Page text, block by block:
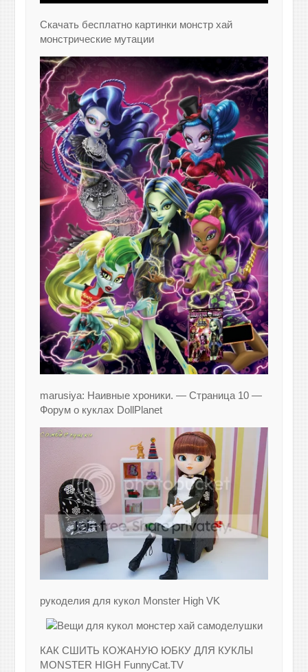
Скачать бесплатно картинки монстр хай
монстрические мутации
marusiya: Наивные хроники. — Страница 10 —
Форум о куклах DollPlanet
рукоделия для кукол Monster High VK
КАК СШИТЬ КОЖАНУЮ ЮБКУ ДЛЯ КУКЛЫ
MONSTER HIGH FunnyCat.TV